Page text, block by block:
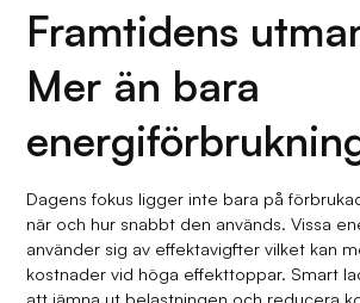
Framtidens
Mer än bara
Dagens fokus ligger inte bara på
när och hur snabbt den används. Vissa
använder sig av effektavigfter vilket kan
kostnader vid höga effekttoppar. Smart
att jämna ut belastningen och reducera